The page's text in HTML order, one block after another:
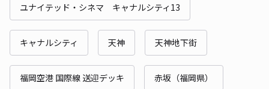
ユナイテッド・シネマ キャナルシティ13
キャナルシティ 天神 天神地下街
福岡空港 国際線 送迎デッキ 赤坂（福岡県）